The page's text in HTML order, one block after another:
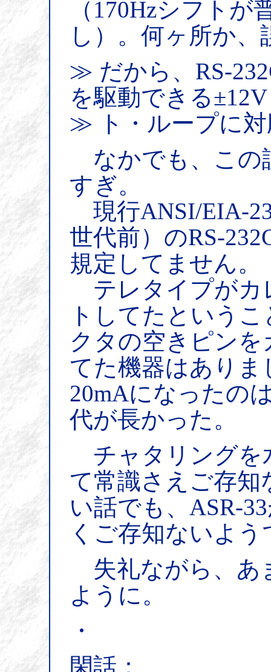
（170Hzシフト
し）。何ヶ所か
≫ だから、RS-
を駆動できる
≫ ト・ループに対
なかでも、この
すぎ。
現行ANSI/EIA-
世代前）のRS-
規定してません。
テレタイプがカ
トしてたという
クタの空きピン
てた機器はあり
20mAになったの
代が長かった。
チャタリングを
て常識さえご存
い話でも、ASR-
くご存知ないよう
失礼ながら、あ
ように。
・
閑話：